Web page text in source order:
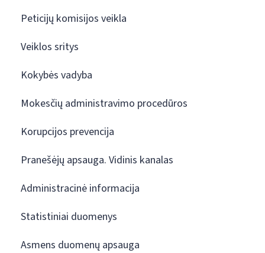
Peticijų komisijos veikla
Veiklos sritys
Kokybės vadyba
Mokesčių administravimo procedūros
Korupcijos prevencija
Pranešėjų apsauga. Vidinis kanalas
Administracinė informacija
Statistiniai duomenys
Asmens duomenų apsauga